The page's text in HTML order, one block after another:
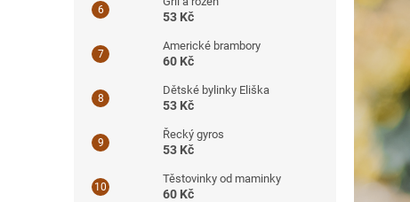
53 Kč
Americké brambory
60 Kč
Dětské bylinky Eliška
53 Kč
Řecký gyros
53 Kč
Těstovinky od maminky
60 Kč